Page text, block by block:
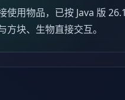
使用物品，已按 Java 版
块、生物直接交互。